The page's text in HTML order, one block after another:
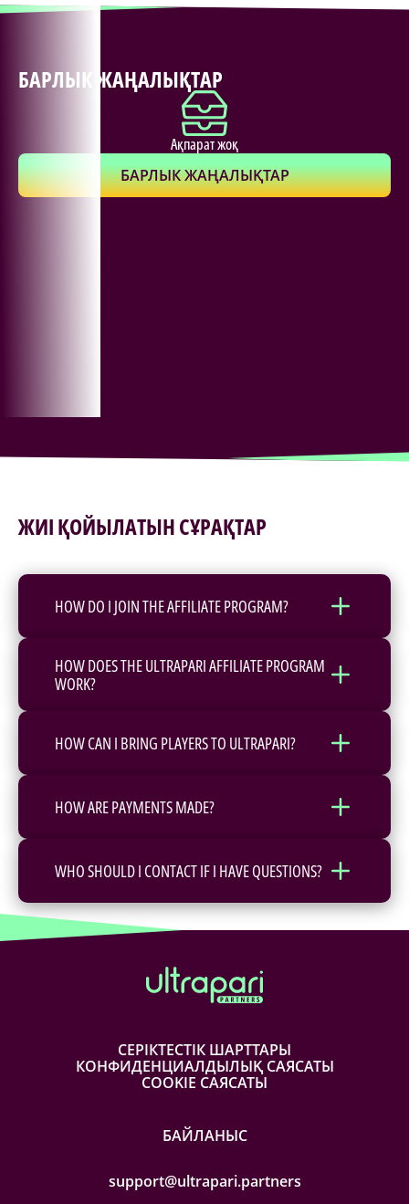
БАРЛЫК ЖАҢАЛЫҚТАР
Ақпарат жоқ
БАРЛЫК ЖАҢАЛЫҚТАР
ЖИІ ҚОЙЫЛАТЫН СҰРАҚТАР
HOW DO I JOIN THE AFFILIATE PROGRAM?
HOW DOES THE ULTRAPARI AFFILIATE PROGRAM
WORK?
HOW CAN I BRING PLAYERS TO ULTRAPARI?
HOW ARE PAYMENTS MADE?
WHO SHOULD I CONTACT IF I HAVE QUESTIONS?
СЕРІКТЕСТІК ШАРТТАРЫ
КОНФИДЕНЦИАЛДЫЛЫҚ САЯСАТЫ
COOKIE САЯСАТЫ
БАЙЛАНЫС
support@ultrapari.partners